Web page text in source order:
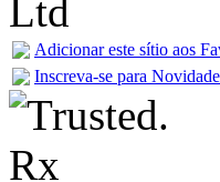
Adicionar este sítio aos
Inscreva-se para